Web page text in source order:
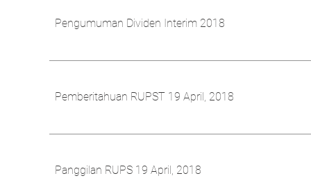
Pengumuman Dividen Interim 2018
Pemberitahuan RUPST 19 April, 2018
Panggilan RUPS 19 April, 2018